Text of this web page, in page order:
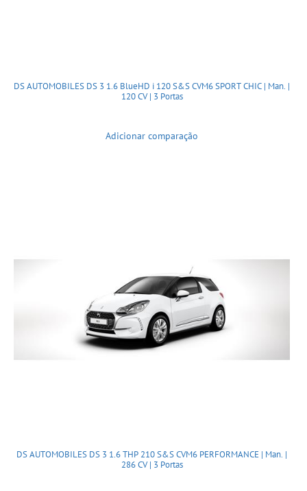
DS AUTOMOBILES DS 3 1.6 BlueHD i 120 S&S CVM6 SPORT CHIC | Man. |
120 CV | 3 Portas
Adicionar comparação
DS AUTOMOBILES DS 3 1.6 THP 210 S&S CVM6 PERFORMANCE | Man. |
286 CV | 3 Portas